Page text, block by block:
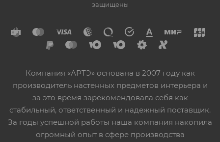
защищены
Компания «АРТЭ» основана в 2007 году как
производитель настенных предметов интерьера и
за это время зарекомендовала себя как
стабильный, ответственный и надежный поставщик.
За годы успешной работы наша компания накопила
огромный опыт в сфере производства